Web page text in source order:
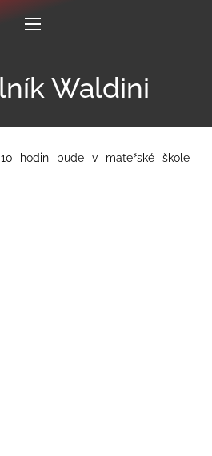
Waldini
hodin bude v mateřské škole